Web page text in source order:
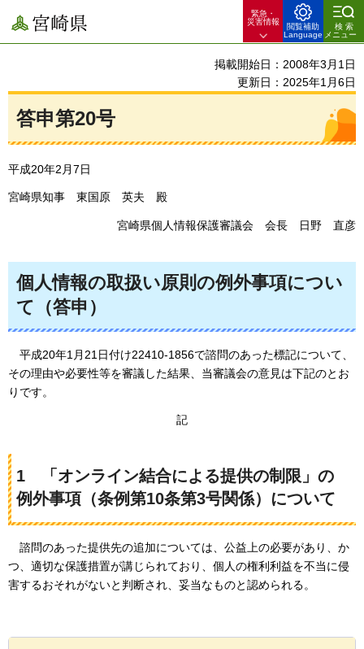
宮崎県
緊急・
災害情報
閲覧補助
Language
検索
メニュー
掲載開始日：2008年3月1日
更新日：2025年1月6日
答申第20号
平成20年2月7日
宮崎県知事 東国原 英夫 殿
宮崎県個人情報保護審議会 会長 日野 直彦
個人情報の取扱い原則の例外事項につい
て（答申）
平成20年1月21日付け22410-1856で諮問のあった標記について、
その理由や必要性等を審議した結果、当審議会の意見は下記のとお
りです。
記
1 「 オンライン結合による提供の制限」の
例外事項（条例第10条第3号関係）について
諮問のあった提供先の追加については、公益上の必要があり、か
つ、適切な保護措置が講じられており、個人の権利利益を不当に侵
害するおそれがないと判断され、妥当なものと認められる。